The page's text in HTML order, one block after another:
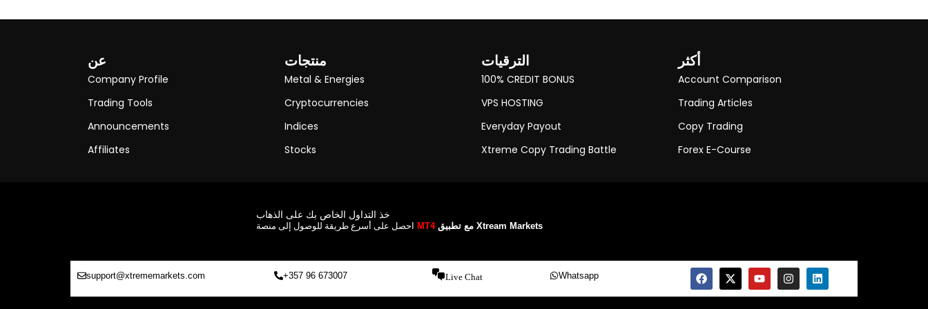
عن
Company Profile
Trading Tools
Announcements
Affiliates
منتجات
Metal & Energies
Cryptocurrencies
Indices
Stocks
الترقيات
100% CREDIT BONUS
VPS HOSTING
Everyday Payout
Xtreme Copy Trading Battle
أكثر
Account Comparison
Trading Articles
Copy Trading
Forex E-Course
خذ التداول الخاص بك على الذهاب
احصل على أسرع طريقة للوصول إلى منصة MT4 مع تطبيق Xtream Markets
support@xtrememarkets.com +357 96 673007 Live Chat Whatsapp